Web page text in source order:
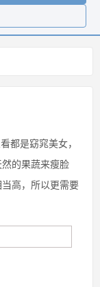
都是窈窕美女，
的果蔬来瘦脸
高，所以更需要